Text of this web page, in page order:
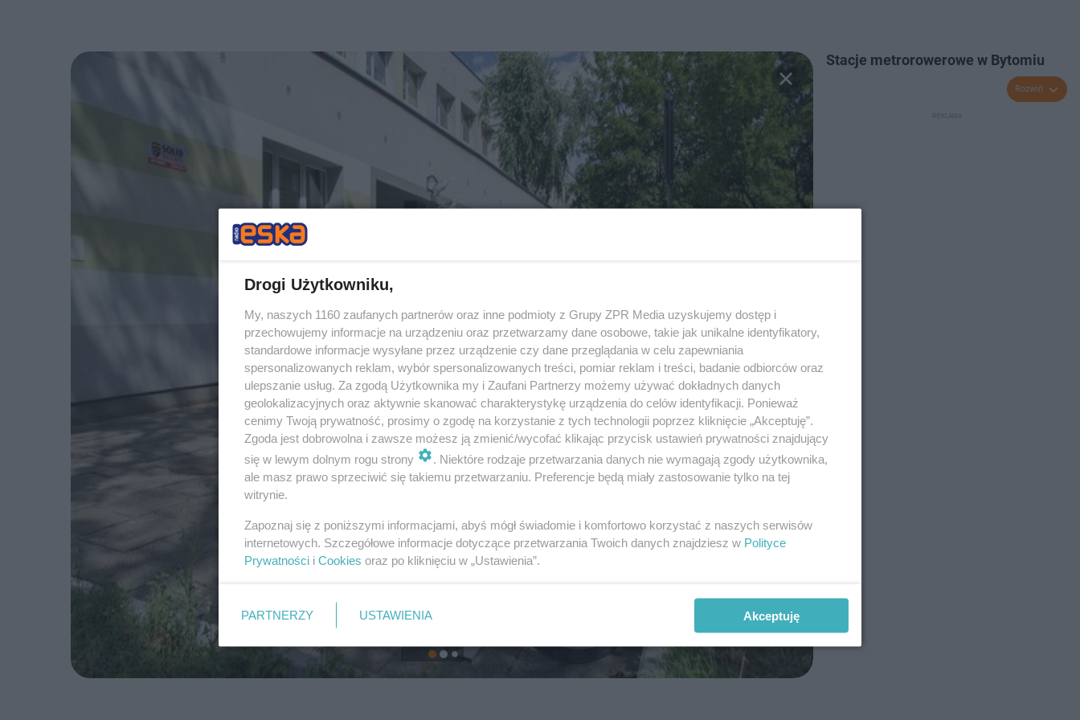
Stacje metrorowerowe w Bytomiu
Rozwiń
Drogi Użytkowniku,
My, naszych 1160 zaufanych partnerów oraz inne podmioty z Grupy ZPR Media uzyskujemy dostęp i
przechowujemy informacje na urządzeniu oraz przetwarzamy dane osobowe, takie jak unikalne identyfikatory,
standardowe informacje wysyłane przez urządzenie czy dane przeglądania w celu zapewniania
spersonalizowanych reklam, wybór spersonalizowanych treści, pomiar reklam i treści, badanie odbiorców oraz
ulepszanie usług. Za zgodą Użytkownika my i Zaufani Partnerzy możemy używać dokładnych danych
geolokalizacyjnych oraz aktywnie skanować charakterystykę urządzenia do celów identyfikacji. Ponieważ
cenimy Twoją prywatność, prosimy o zgodę na korzystanie z tych technologii poprzez kliknięcie „Akceptuję”.
Zgoda jest dobrowolna i zawsze możesz ją zmienić/wycofać klikając przycisk ustawień prywatności znajdujący
się w lewym dolnym rogu strony
. Niektóre rodzaje przetwarzania danych nie wymagają zgody użytkownika,
ale masz prawo sprzeciwić się takiemu przetwarzaniu. Preferencje będą miały zastosowanie tylko na tej
witrynie.
Zapoznaj się z poniższymi informacjami, abyś mógł świadomie i komfortowo korzystać z naszych serwisów
internetowych. Szczegółowe informacje dotyczące przetwarzania Twoich danych znajdziesz w Polityce
Prywatności i Cookies oraz po kliknięciu w „Ustawienia”.
PARTNERZY USTAWIENIA Akceptuję